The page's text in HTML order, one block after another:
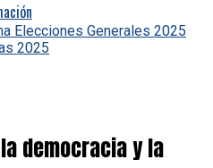
Elecciones Generales 2025
2025
democracia y la